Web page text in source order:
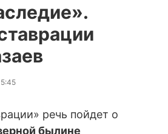
речь пойдет о
былине